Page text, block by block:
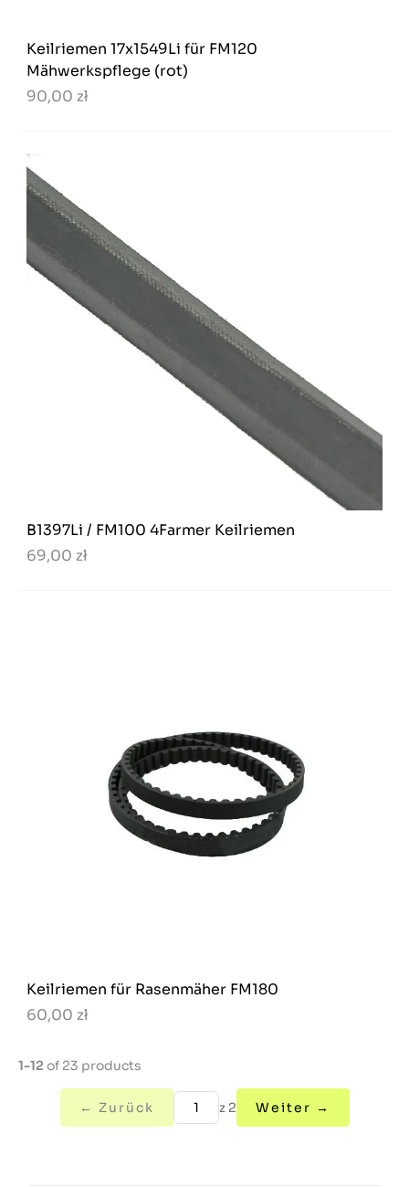
Keilriemen 17x1549Li für FM120
Mähwerkspflege (rot)
90,00 zł
B1397Li / FM100 4Farmer Keilriemen
69,00 zł
Keilriemen für Rasenmäher FM180
60,00 zł
1-12 of 23 products
← Zurück z 2 Weiter →